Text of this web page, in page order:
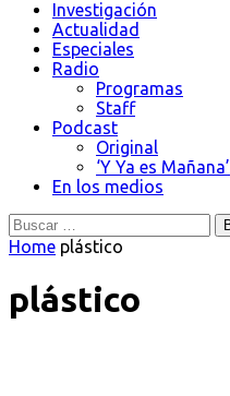
Investigación
Actualidad
Especiales
Radio
Programas
Staff
Podcast
Original
‘Y Ya es Mañana’
En los medios
Buscar:
Home plástico
plástico